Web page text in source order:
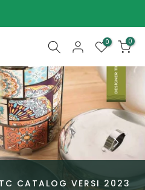
0 0
CATALOG VERSI 2023